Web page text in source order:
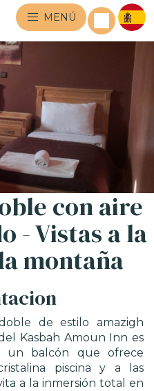
MENÚ
con aire
- Vistas a la
montaña
de estilo amazigh
Kasbah Amoun Inn es
un balcón que ofrece
piscina y a las
a la inmersión total en